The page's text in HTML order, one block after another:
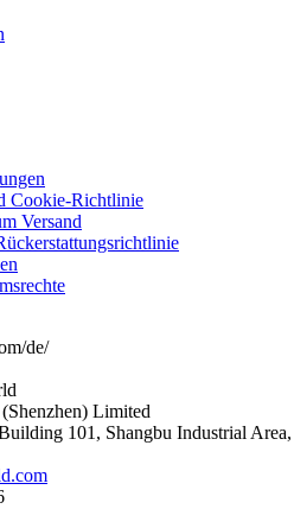
Cookie-Richtlinie
Versand
de/
Limited
101, Shangbu Industrial